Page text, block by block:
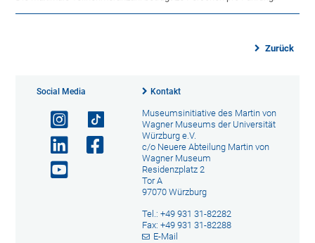
Zurück
Social Media Kontakt
Museumsinitiative des Martin von
Wagner Museums der Universität
Würzburg e.V.
c/o Neuere Abteilung Martin von
Wagner Museum
Residenzplatz 2
Tor A
97070 Würzburg
Tel.: +49 931 31-82282
Fax: +49 931 31-82288
E-Mail